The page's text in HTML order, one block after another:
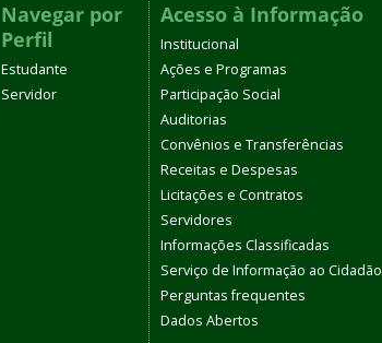
Navegar por
Perfil
Estudante
Servidor
Acesso à Informação
Institucional
Ações e Programas
Participação Social
Auditorias
Convênios e Transferências
Receitas e Despesas
Licitações e Contratos
Servidores
Informações Classificadas
Serviço de Informação ao Cidadão
Perguntas frequentes
Dados Abertos